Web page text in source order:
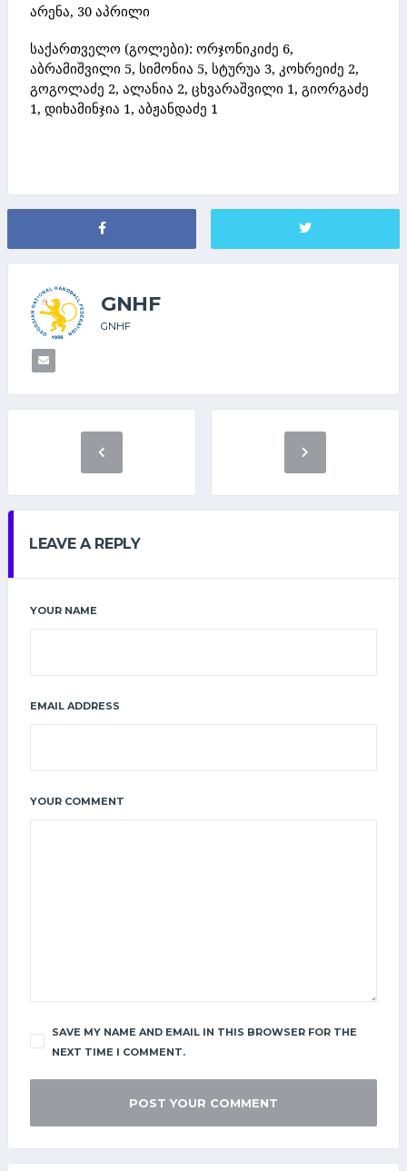
არენა, 30 აპრილი
საქართველო (გოლები): ორჯონიკიძე 6,
აბრამიშვილი 5, სიმონია 5, სტურუა 3, კოხრეიძე 2,
გოგოლაძე 2, ალანია 2, ცხვარაშვილი 1, გიორგაძე
1, დიხამინჯია 1, აბჟანდაძე 1
GNHF
GNHF
LEAVE A REPLY
YOUR NAME
EMAIL ADDRESS
YOUR COMMENT
SAVE MY NAME AND EMAIL IN THIS BROWSER FOR THE
NEXT TIME I COMMENT.